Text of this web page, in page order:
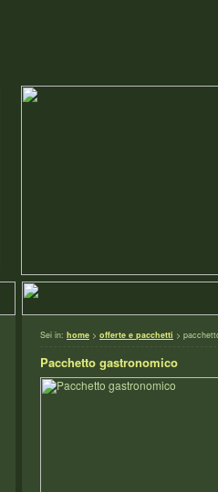
Sei in: home > offerte e pacchetti >
Pacchetto gastronomico